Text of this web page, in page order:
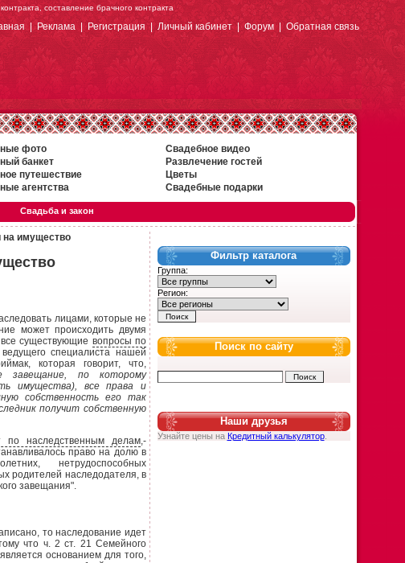
составление брачного контракта
|Реклама|Регистрация| Личный кабинет|Форум| Обратная связь
фото
Свадебное видео
банкет
Развлечение гостей
путешествие
Цветы
агентства Свадебные подарки
Свадьба и закон
на имущество
лицами, которые не
может происходить двумя
существующие вопросы по
специалиста нашей
которая говорит, что,
завещание, по которому
имущества), все права и
собственность его так
получит собственную
по наследственным делам,-
право на долю в
нетрудоспособных
родителей наследодателя, в
завещания".
то наследование идет
что ч. 2 ст. 21 Семейного
основанием для того,
Фильтр каталога
Группа:
Регион:
Поиск по сайту
Наши друзья
Узнайте цены на Кредитный калькулятор.